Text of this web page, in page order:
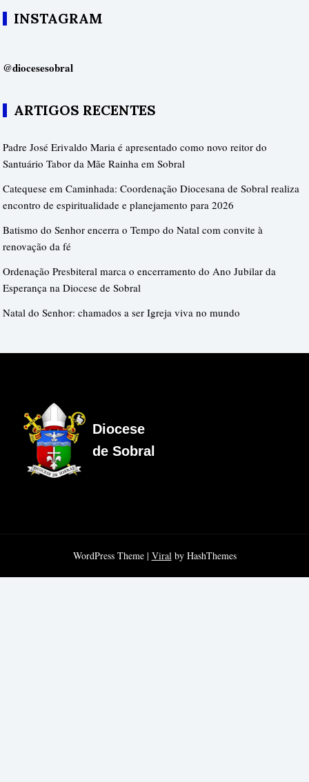
INSTAGRAM
@diocesesobral
ARTIGOS RECENTES
Padre José Erivaldo Maria é apresentado como novo reitor do
Santuário Tabor da Mãe Rainha em Sobral
Catequese em Caminhada: Coordenação Diocesana de Sobral realiza
encontro de espiritualidade e planejamento para 2026
Batismo do Senhor encerra o Tempo do Natal com convite à
renovação da fé
Ordenação Presbiteral marca o encerramento do Ano Jubilar da
Esperança na Diocese de Sobral
Natal do Senhor: chamados a ser Igreja viva no mundo
Diocese
de Sobral
WordPress Theme | Viralby HashThemes